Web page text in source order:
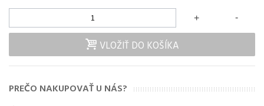
-
+
VLOŽIŤ DO KOŠÍKA
PREČO NAKUPOVAŤ U NÁS?